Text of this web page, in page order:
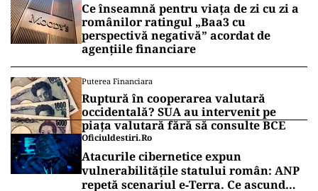
Ce înseamnă pentru viața de zi cu zi a
românilor ratingul „Baa3 cu
perspectivă negativă” acordat de
agențiile financiare
Puterea Financiara
Ruptură în cooperarea valutară
occidentală? SUA au intervenit pe
piața valutară fără să consulte BCE
Oficiuldestiri.ro
Atacurile cibernetice expun
vulnerabilitățile statului român: ANP
repetă scenariul e‑Terra. Ce ascund